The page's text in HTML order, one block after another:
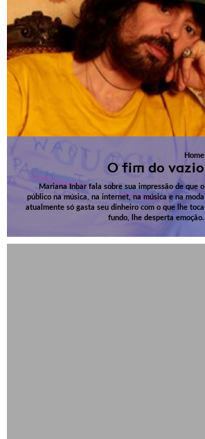
Home
O fim do vazio
Mariana Inbar fala sobre sua impressão de que o
público na música, na internet, na música e na moda
atualmente só gasta seu dinheiro com o que lhe toca
fundo, lhe desperta emoção.